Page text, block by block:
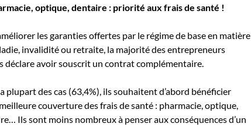
optique, dentaire : priorité aux frais de santé !
les garanties offertes par le régime de base en matière
invalidité ou retraite, la majorité des entrepreneurs
déclare avoir souscrit un contrat complémentaire.
plupart des cas (63,4%), ils souhaitent d’abord bénéficier
couverture des frais de santé : pharmacie, optique,
Ils sont moins nombreux à penser aux conséquences d’un